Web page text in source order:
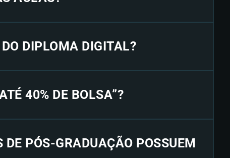
DIPLOMA DIGITAL?
40% DE BOLSA”?
DE PÓS-GRADUAÇÃO POSSUEM